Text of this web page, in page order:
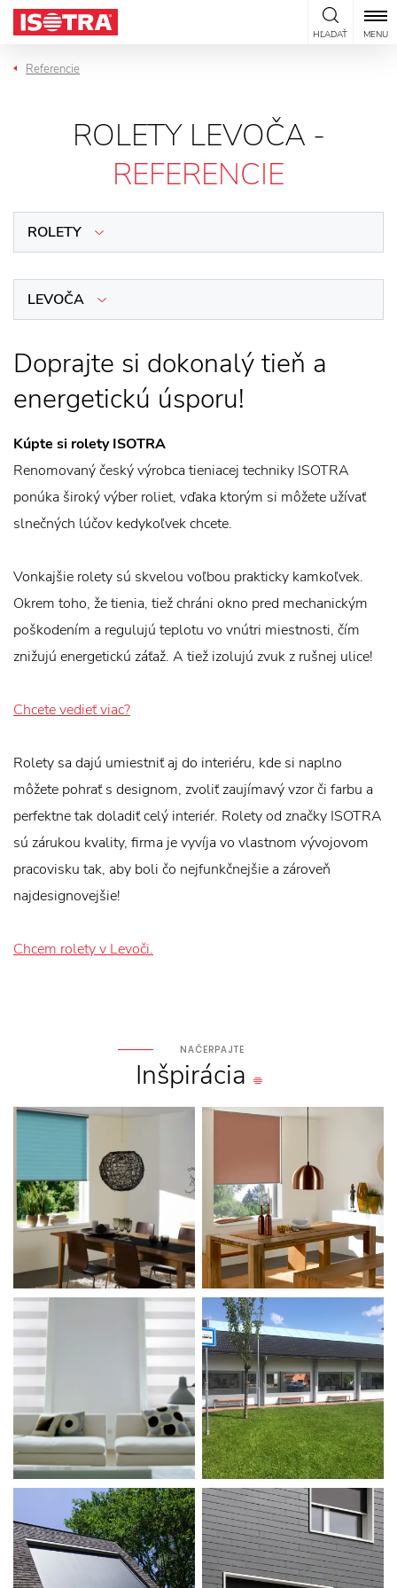
Preskočiť na obsah
HĽADAŤ MENU
Referencie
ROLETY LEVOČA -
REFERENCIE
ROLETY
LEVOČA
Doprajte si dokonalý tieň a
energetickú úsporu!
Kúpte si rolety ISOTRA
Renomovaný český výrobca tieniacej techniky ISOTRA
ponúka široký výber roliet, vďaka ktorým si môžete užívať
slnečných lúčov kedykoľvek chcete.
Vonkajšie rolety sú skvelou voľbou prakticky kamkoľvek.
Okrem toho, že tienia, tiež chráni okno pred mechanickým
poškodením a regulujú teplotu vo vnútri miestnosti, čím
znižujú energetickú záťaž. A tiež izolujú zvuk z rušnej ulice!
Chcete vedieť viac?
Rolety sa dajú umiestniť aj do interiéru, kde si naplno
môžete pohrať s designom, zvoliť zaujímavý vzor či farbu a
perfektne tak doladiť celý interiér. Rolety od značky ISOTRA
sú zárukou kvality, firma je vyvíja vo vlastnom vývojovom
pracovisku tak, aby boli čo nejfunkčnejšie a zároveň
najdesignovejšie!
Chcem rolety v Levoči.
NAČERPAJTE
Inšpirácia